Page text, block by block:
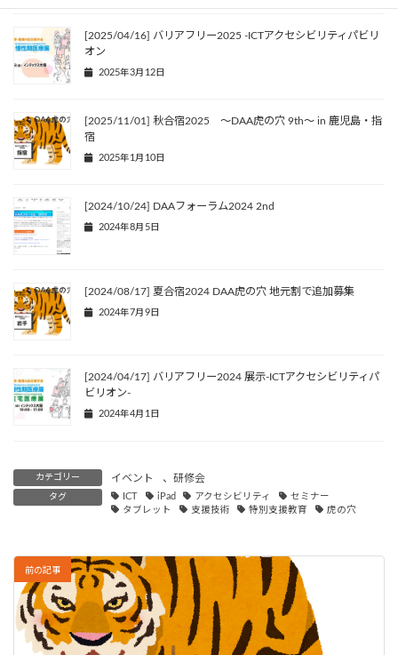
[2025/04/16] バリアフリー2025 -ICTアクセシビリティパビリ
オン
2025年3月12日
[2025/11/01] 秋合宿2025 〜DAA虎の穴 9th〜 in 鹿児島・指
宿
2025年1月10日
[2024/10/24] DAAフォーラム2024 2nd
2024年8月5日
[2024/08/17] 夏合宿2024 DAA虎の穴 地元割で追加募集
2024年7月9日
[2024/04/17] バリアフリー2024 展示-ICTアクセシビリティパ
ビリオン-
2024年4月1日
カテゴリー イベント 、 研修会
タグ ICT iPad アクセシビリティ
セミナー
タブレット
支援技術 特別支援教育 虎の穴
前の記事